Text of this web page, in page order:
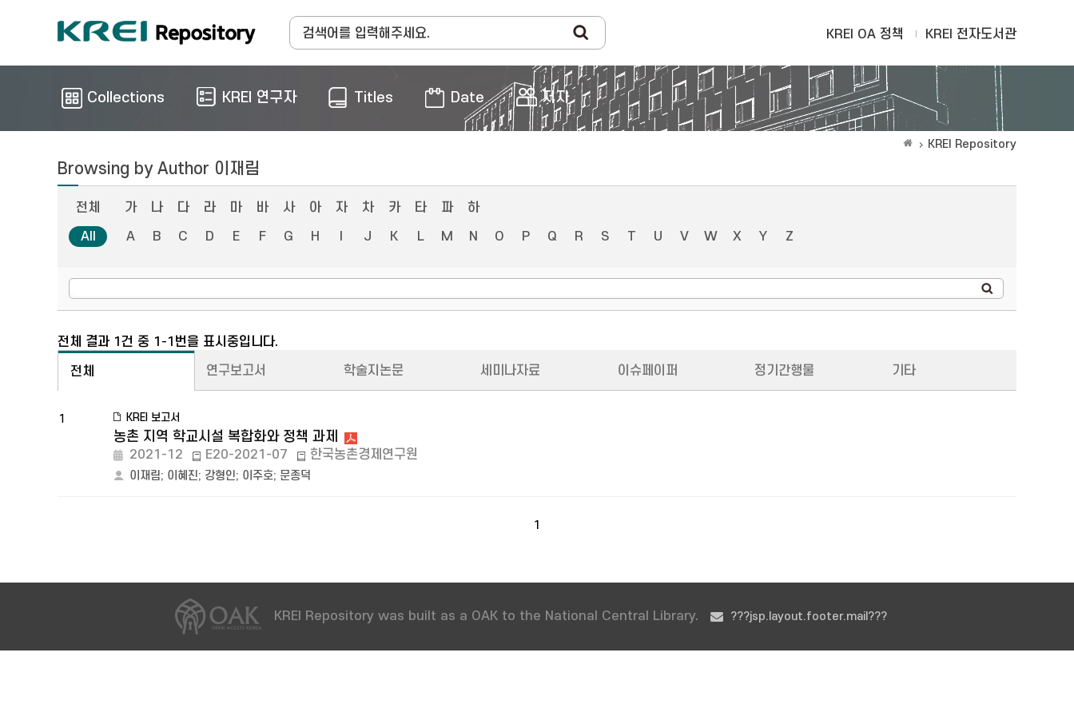
KREI OA 정책 KREI 전자도서관
Collections KREI 연구자 Titles Date 저자
KREI Repository
Browsing by Author 이재림
전체 가 나 다 라 마 바 사 아 자 차 카 타 파
하
All
A B C D E F G H J K L M N O P Q R S T U V W X Y Z
전체 결과 1건 중 1-1번을 표시중입니다.
전체 연구보고서 학술지논문 세미나자료 이슈페이퍼 정기간행물 기타
1 KREI 보고서
농촌 지역 학교시설 복합화와 정책 과제
2021-12 E20-2021-07 한국농촌경제연구원
이재림; 이혜진; 강형인; 이주호; 문종덕
1
KREI Repository was built as a OAK to the National Central Library. ???jsp.layout.footer.mail???